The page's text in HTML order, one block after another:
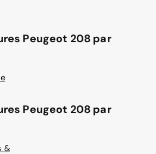
Peugeot 208 par
Peugeot 208 par
&